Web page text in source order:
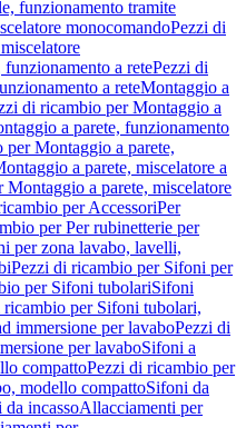
funzionamento tramite
monocomandoPezzi di
a retePezzi di
a reteMontaggio a
di ricambio per Montaggio a
a parete, funzionamento
per Montaggio a parete,
a parete, miscelatore a
a parete, miscelatore
per AccessoriPer
per Per rubinetterie per
per zona lavabo, lavelli,
Pezzi di ricambio per Sifoni per
per Sifoni tubolariSifoni
ricambio per Sifoni tubolari,
immersione per lavaboPezzi di
per lavaboSifoni a
compattoPezzi di ricambio per
modello compattoSifoni da
incassoAllacciamenti per